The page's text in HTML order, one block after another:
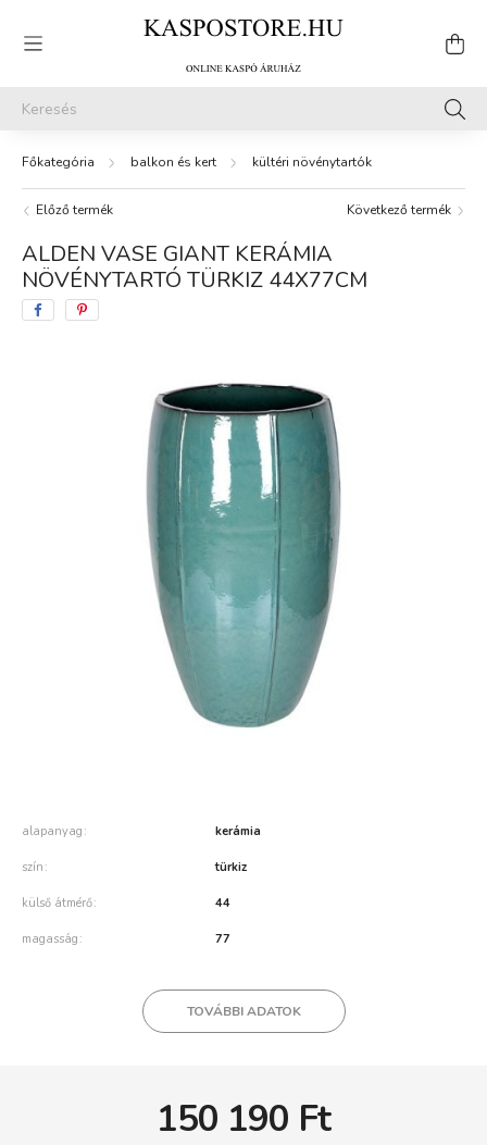
balkon és kert kültéri növénytartók
Előző termék Következő termék
ALDEN VASE GIANT KERÁMIA
NÖVÉNYTARTÓ TÜRKIZ 44X77CM
alapanyag kerámia
szín türkiz
külső átmérő 44
magasság 77
TOVÁBBI ADATOK
150 190 Ft